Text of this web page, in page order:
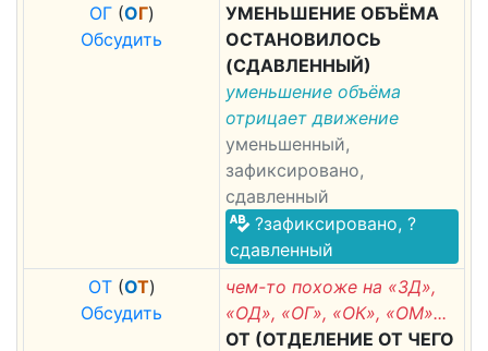
ОГ(ОГ)
Обсудить
УМЕНЬШЕНИЕ ОБЪЁМА
ОСТАНОВИЛОСЬ
(СДАВЛЕННЫЙ)
уменьшение объёма
отрицает движение
уменьшенный,
зафиксировано,
сдавленный
?зафиксировано, ?
сдавленный
ОТ(ОТ)
Обсудить
чем-то похоже на «ЗД»,
«ОД», «ОГ», «ОК», «ОМ»...
ОТ (ОТДЕЛЕНИЕ ОТ ЧЕГО